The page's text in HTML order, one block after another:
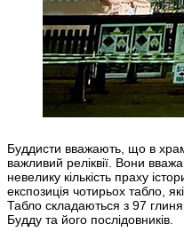
Буддисти вважають, що в
важливий реліквії. Вони
невелику кількість праху
експозиція чотирьох табло,
Табло складаються з 97
Будду та його послідовників.